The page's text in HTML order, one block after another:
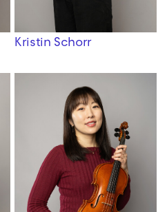
Kristin Schorr